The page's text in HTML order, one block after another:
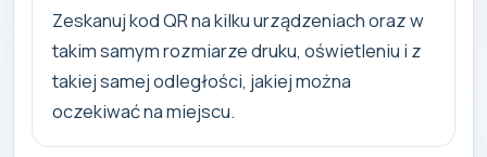
Zeskanuj kod QR na kilku urządzeniach oraz w
takim samym rozmiarze druku, oświetleniu i z
takiej samej odległości, jakiej można
oczekiwać na miejscu.